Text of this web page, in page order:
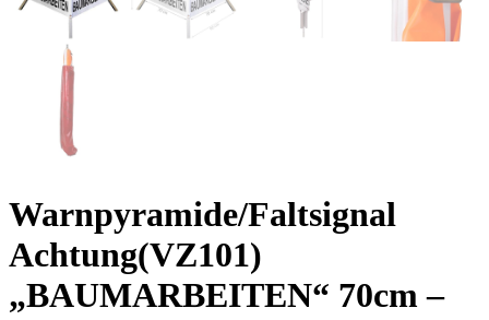
Warnpyramide/Faltsignal
Achtung(VZ101)
„BAUMARBEITEN“ 70cm –